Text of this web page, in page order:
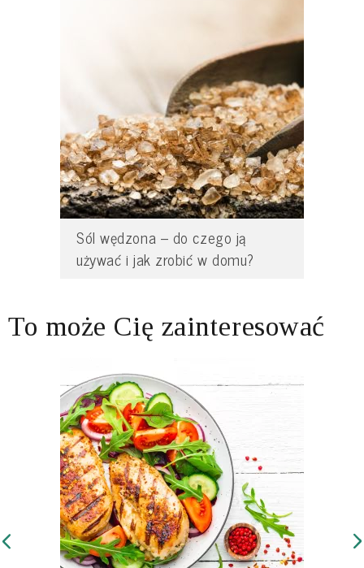
Sól wędzona – do czego ją
używać i jak zrobić w domu?
To może Cię zainteresować